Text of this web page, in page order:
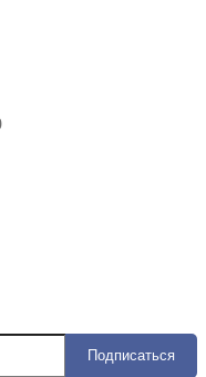
Подписаться